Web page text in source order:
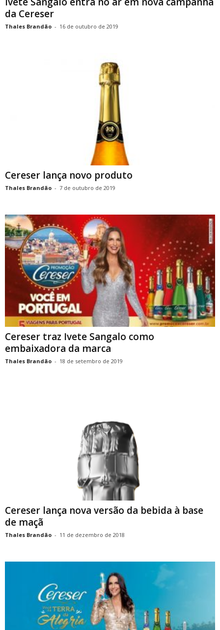
da Cereser
Thales Brandão - 16 de outubro de 2019
Cereser lança novo produto
Thales Brandão - 7 de outubro de 2019
Cereser traz Ivete Sangalo como
embaixadora da marca
Thales Brandão - 18 de setembro de 2019
Cereser lança nova versão da bebida à base
de maçã
Thales Brandão - 11 de dezembro de 2018